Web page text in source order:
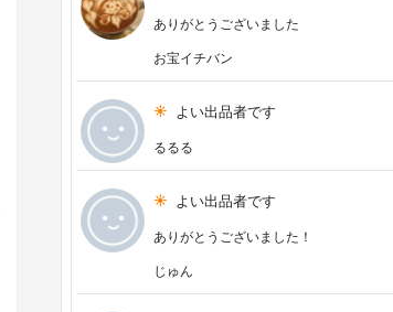
ありがとうございました
お宝イチバン
よい出品者です
るるる
よい出品者です
ありがとうございました！
じゅん